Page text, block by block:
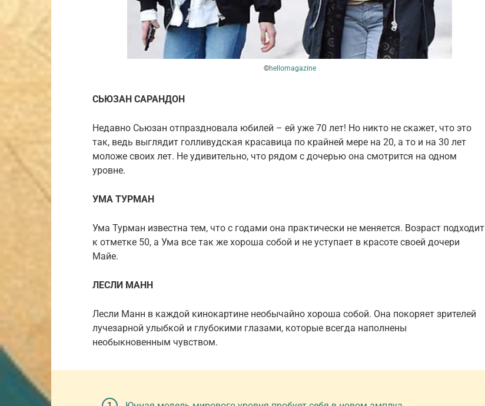
©hellomagazine
СЬЮЗАН САРАНДОН
Недавно Сьюзан отпраздновала юбилей – ей уже 70 лет! Но никто не скажет, что это
так, ведь выглядит голливудская красавица по крайней мере на 20, а то и на 30 лет
моложе своих лет. Не удивительно, что рядом с дочерью она смотрится на одном
уровне.
УМА ТУРМАН
Ума Турман известна тем, что с годами она практически не меняется. Возраст подходит
к отметке 50, а Ума все так же хороша собой и не уступает в красоте своей дочери
Майе.
ЛЕСЛИ МАНН
Лесли Манн в каждой кинокартине необычайно хороша собой. Она покоряет зрителей
лучезарной улыбкой и глубокими глазами, которые всегда наполнены
необыкновенным чувством.